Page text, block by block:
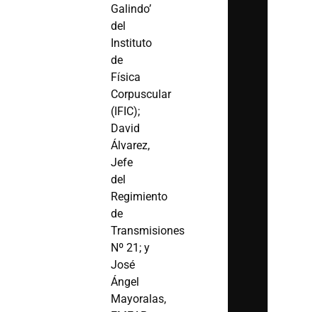
Galindo’
del
Instituto
de
Física
Corpuscular
(IFIC);
David
Álvarez,
Jefe
del
Regimiento
de
Transmisiones
Nº 21; y
José
Ángel
Mayoralas,